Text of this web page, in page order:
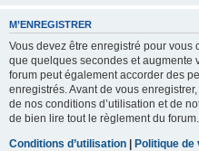
M’ENREGISTRER
Vous devez être enregistré pour vous
que quelques secondes et augmente
forum peut également accorder des
enregistrés. Avant de vous
de nos conditions d’utilisation et de
de bien lire tout le règlement du forum.
Conditions d’utilisation | Politique de